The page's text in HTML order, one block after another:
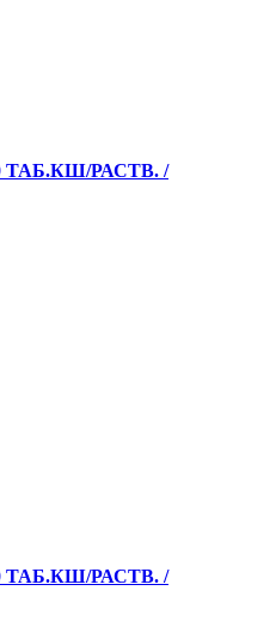
ТАБ.КШ/РАСТВ. /
ТАБ.КШ/РАСТВ. /